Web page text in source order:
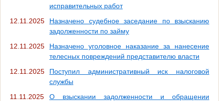
исправительных работ
12.11.2025
Назначено судебное заседание по взысканию
задолженности по займу
12.11.2025
Назначено уголовное наказание за нанесение
телесных повреждений представителю власти
12.11.2025
Поступил административный иск налоговой
службы
11.11.2025
О взыскании задолженности и обращении